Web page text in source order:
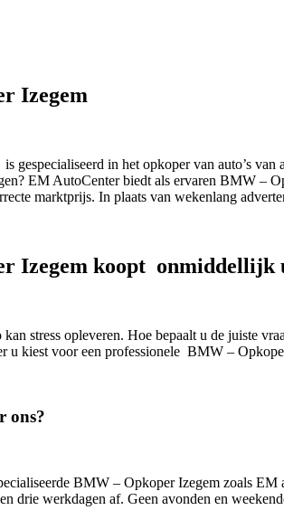
Izegem
gespecialiseerd in het opkoper van auto’s
EM AutoCenter biedt als ervaren BMW –
marktprijs. In plaats van wekenlang
Izegem koopt onmiddellijk
stress opleveren. Hoe bepaalt u de juiste
u kiest voor een professionele BMW –
ons?
BMW – Opkoper Izegem zoals
drie werkdagen af. Geen avonden en